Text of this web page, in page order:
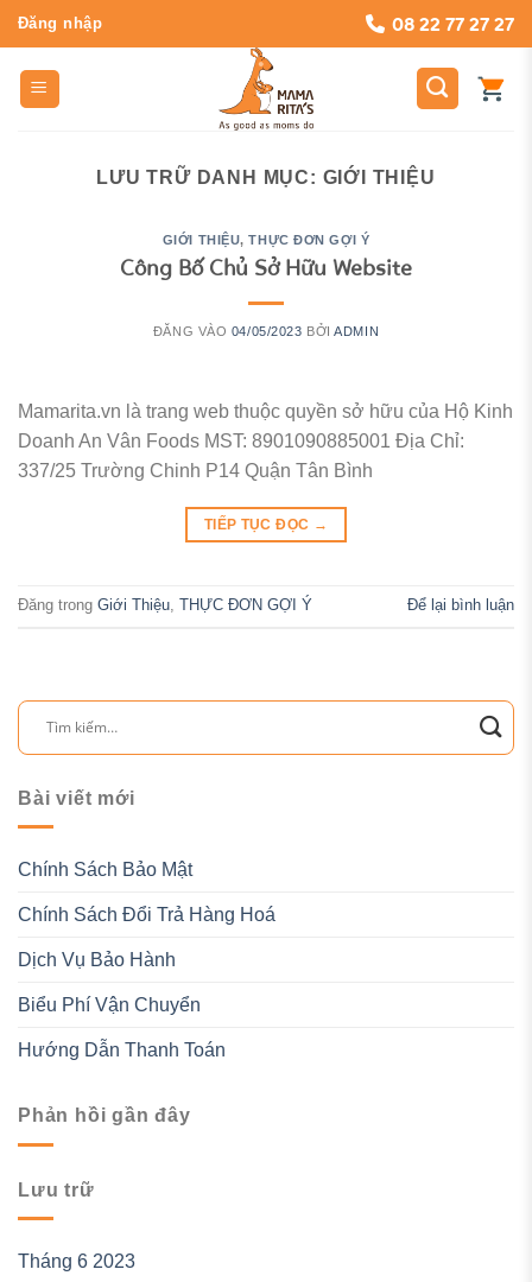
Bỏ
qua
nội
dung
Đăng nhập 08 22 77 27 27
LƯU TRỮ DANH MỤC: GIỚI THIỆU
Bài viết mới
Chính Sách Bảo Mật
Chính Sách Đổi Trả Hàng Hoá
Dịch Vụ Bảo Hành
Biểu Phí Vận Chuyển
Hướng Dẫn Thanh Toán
Phản hồi gần đây
Lưu trữ
Tháng 6 2023
GIỚI THIỆU,THỰC ĐƠN GỢI Ý
Công Bố Chủ Sở Hữu Website
ĐĂNG VÀO 04/05/2023 BỞIADMIN
Mamarita.vn là trang web thuộc quyền sở hữu của Hộ Kinh
Doanh An Vân Foods MST: 8901090885001 Địa Chỉ:
337/25 Trường Chinh P14 Quận Tân Bình
TIẾP TỤC ĐỌC →
Đăng trong Giới Thiệu THỰC ĐƠN GỢI Ý Để lại bình luận